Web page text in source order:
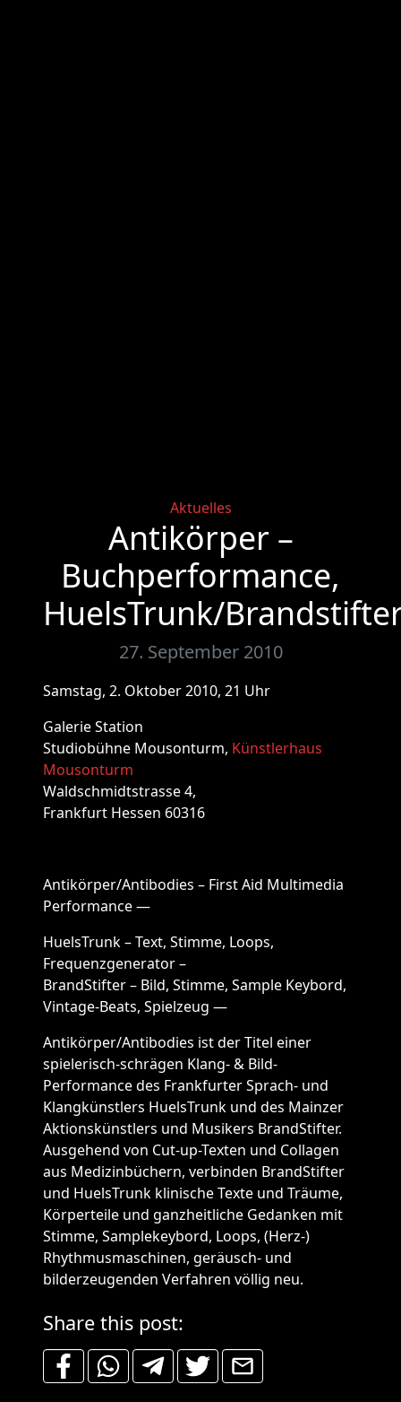
Categories
Aktuelles
Antikörper –
Buchperformance,
HuelsTrunk/
27. September 2010
Samstag, 2. Oktober 2010, 21 Uhr
Galerie Station
Studiobühne Mousonturm, Künstlerhaus
Mousonturm
Waldschmidtstrasse 4,
Frankfurt Hessen 60316
Antikörper/Antibodies – First Aid Multimedia
Performance —
HuelsTrunk – Text, Stimme, Loops,
Frequenzgenerator –
BrandStifter – Bild, Stimme, Sample Keybord,
Vintage-Beats, Spielzeug —
Antikörper/Antibodies ist der Titel einer
spielerisch-schrägen Klang- & Bild-
Performance des Frankfurter Sprach- und
Klangkünstlers HuelsTrunk und des Mainzer
Aktionskünstlers und Musikers BrandStifter.
Ausgehend von Cut-up-Texten und Collagen
aus Medizinbüchern, verbinden BrandStifter
und HuelsTrunk klinische Texte und Träume,
Körperteile und ganzheitliche Gedanken mit
Stimme, Samplekeybord, Loops, (Herz-)
Rhythmusmaschinen, geräusch- und
bilderzeugenden Verfahren völlig neu.
Share this post: